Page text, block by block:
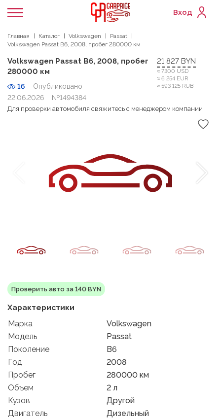
Вход
Главная Каталог Volkswagen
Passat
Volkswagen Passat B6, 2008, пробег 280000 км
Volkswagen Passat B6, 2008, пробег
280000 км
16
Опубликовано
22.06.2026
№1494384
21 827 BYN
≈ 7300 USD
≈ 6 254 EUR
≈ 593 125 RUB
Для проверки автомобиля свяжитесь с менеджером компании
Проверить авто за 140 BYN
Характеристики
Марка
Volkswagen
Модель
Passat
Поколение
B6
Год
2008
Пробег
280000 км
Объем
2 л
Кузов
Другой
Двигатель
Дизельный